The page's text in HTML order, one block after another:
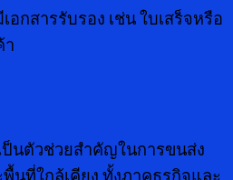
อกสารรับรอง เช่น ใบเสร็จหรือ
า
ป็นตัวช่วยสำคัญในการขนส่ง
นที่ใกล้เคียง ทั้งภาคธุรกิจและ